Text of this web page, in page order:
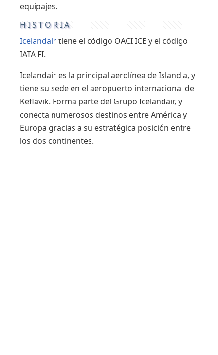
equipajes.
HISTORIA
Icelandairtiene el código OACI ICE y el código
IATA FI.
Icelandair es la principal aerolínea de Islandia, y
tiene su sede en el aeropuerto internacional de
Keflavik. Forma parte del Grupo Icelandair, y
conecta numerosos destinos entre América y
Europa gracias a su estratégica posición entre
los dos continentes.